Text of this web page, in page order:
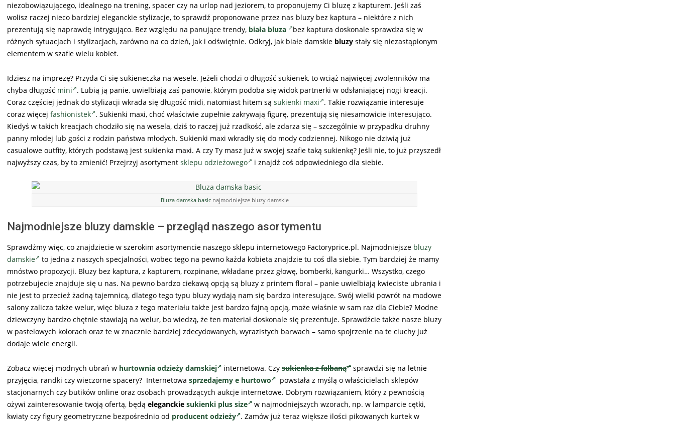
niezobowiązującego, idealnego na trening, spacer czy na urlop nad jeziorem, to proponujemy Ci bluzę z kapturem. Jeśli zaś
wolisz raczej nieco bardziej eleganckie stylizacje, to sprawdź proponowane przez nas bluzy bez kaptura – niektóre z nich
prezentują się naprawdę intrygująco. Bez względu na panujące trendy, biała bluza
bez kaptura doskonale sprawdza się w
różnych sytuacjach i stylizacjach, zarówno na co dzień, jak i odświętnie. Odkryj, jak białe damskie bluzy stały się niezastąpionym
elementem w szafie wielu kobiet.
Idziesz na imprezę? Przyda Ci się sukieneczka na wesele. Jeżeli chodzi o długość sukienek, to wciąż najwięcej zwolenników ma
chyba długość mini . Lubią ją panie, uwielbiają zaś panowie, którym podoba się widok partnerki w odsłaniającej nogi kreacji.
Coraz częściej jednak do stylizacji wkrada się długość midi, natomiast hitem są sukienki maxi . Takie rozwiązanie interesuje
coraz więcej fashionistek . Sukienki maxi, choć właściwie zupełnie zakrywają figurę, prezentują się niesamowicie interesująco.
Kiedyś w takich kreacjach chodziło się na wesela, dziś to raczej już rzadkość, ale zdarza się – szczególnie w przypadku druhny
panny młodej lub gości z rodzin państwa młodych. Sukienki maxi wkradły się do mody codziennej. Nikogo nie dziwią już
casualowe outfity, których podstawą jest sukienka maxi. A czy Ty masz już w swojej szafie taką sukienkę? Jeśli nie, to już przyszedł
najwyższy czas, by to zmienić! Przejrzyj asortyment sklepu odzieżowego i znajdź coś odpowiedniego dla siebie.
Bluza damska basicnajmodniejsze bluzy damskie
Najmodniejsze bluzy damskie – przegląd naszego asortymentu
Sprawdźmy więc, co znajdziecie w szerokim asortymencie naszego sklepu internetowego Factoryprice.pl. Najmodniejsze bluzy
damskie
to jedna z naszych specjalności, wobec tego na pewno każda kobieta znajdzie tu coś dla siebie. Tym bardziej że mamy
mnóstwo propozycji. Bluzy bez kaptura, z kapturem, rozpinane, wkładane przez głowę, bomberki, kangurki… Wszystko, czego
potrzebujecie znajduje się u nas. Na pewno bardzo ciekawą opcją są bluzy z printem floral – panie uwielbiają kwieciste ubrania i
nie jest to przecież żadną tajemnicą, dlatego tego typu bluzy wydają nam się bardzo interesujące. Swój wielki powrót na modowe
salony zalicza także welur, więc bluza z tego materiału także jest bardzo fajną opcją, może właśnie w sam raz dla Ciebie? Modne
dziewczyny bardzo chętnie stawiają na welur, bo wiedzą, że ten materiał doskonale się prezentuje. Sprawdźcie także nasze bluzy
w pastelowych kolorach oraz te w znacznie bardziej zdecydowanych, wyrazistych barwach – samo spojrzenie na te ciuchy już
dodaje wiele energii.
Zobacz więcej modnych ubrań w hurtownia odzieży damskiej internetowa. Czy sukienka z falbaną
sprawdzi się na letnie
przyjęcia, randki czy wieczorne spacery? Internetowa sprzedajemy e hurtowo
powstała z myślą o właścicielach sklepów
stacjonarnych czy butików online oraz osobach prowadzących aukcje internetowe. Dobrym rozwiązaniem, który z pewnością
ożywi zainteresowanie twoją ofertą, będą eleganckie sukienki plus size
w najmodniejszych wzorach, np. w lamparcie cętki,
kwiaty czy figury geometryczne bezpośrednio od producent odzieży . Zamów już teraz większe ilości pikowanych kurtek w